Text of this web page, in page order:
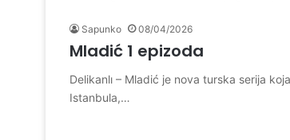
Sapunko 08/04/2026
Mladić 1 epizoda
Delikanlı – Mladić je nova turska serija
Istanbula,…